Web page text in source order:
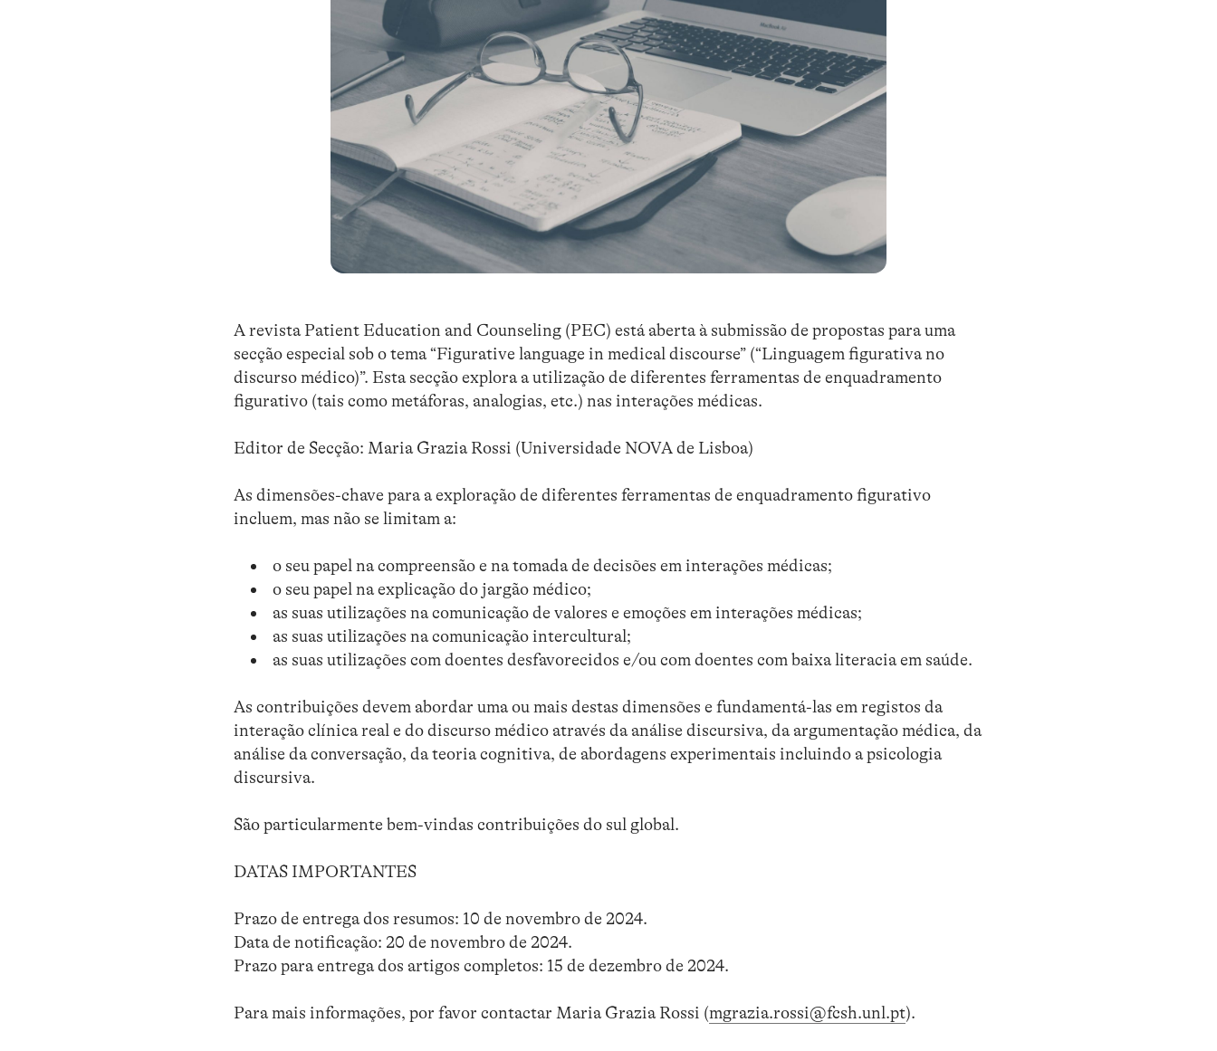
A revista Patient Education and Counseling (PEC) está aberta à submissão de propostas para uma
secção especial sob o tema “Figurative language in medical discourse” (“Linguagem figurativa no
discurso médico)”. Esta secção explora a utilização de diferentes ferramentas de enquadramento
figurativo (tais como metáforas, analogias, etc.) nas interações médicas.
Editor de Secção: Maria Grazia Rossi (Universidade NOVA de Lisboa)
As dimensões-chave para a exploração de diferentes ferramentas de enquadramento figurativo
incluem, mas não se limitam a:
o seu papel na compreensão e na tomada de decisões em interações médicas;
o seu papel na explicação do jargão médico;
as suas utilizações na comunicação de valores e emoções em interações médicas;
as suas utilizações na comunicação intercultural;
as suas utilizações com doentes desfavorecidos e/ou com doentes com baixa literacia em saúde.
As contribuições devem abordar uma ou mais destas dimensões e fundamentá-las em registos da
interação clínica real e do discurso médico através da análise discursiva, da argumentação médica, da
análise da conversação, da teoria cognitiva, de abordagens experimentais incluindo a psicologia
discursiva.
São particularmente bem-vindas contribuições do sul global.
DATAS IMPORTANTES
Prazo de entrega dos resumos: 10 de novembro de 2024.
Data de notificação: 20 de novembro de 2024.
Prazo para entrega dos artigos completos: 15 de dezembro de 2024.
Para mais informações, por favor contactar Maria Grazia Rossi (mgrazia.rossi@fcsh.unl.pt).